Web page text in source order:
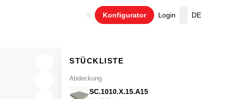
Konfigurator Login
Warenkorb
DE
STÜCKLISTE
Abdeckung
SC.1010.X.15.A15